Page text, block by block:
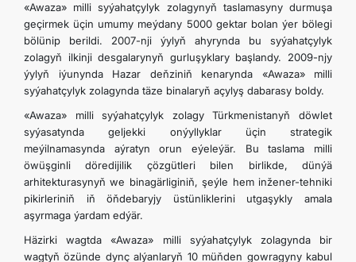
«Awaza» milli syýahatçylyk zolagynyň taslamasyny durmuşa
geçirmek üçin umumy meýdany 5000 gektar bolan ýer bölegi
bölünip berildi. 2007-nji ýylyň ahyrynda bu syýahatçylyk
zolagyň ilkinji desgalarynyň gurluşyklary başlandy. 2009-njy
ýylyň iýunynda Hazar deňziniň kenarynda «Awaza» milli
syýahatçylyk zolagynda täze binalaryň açylyş dabarasy boldy.
«Awaza» milli syýahatçylyk zolagy Türkmenistanyň döwlet
syýasatynda geljekki onýyllyklar üçin strategik
meýilnamasynda aýratyn orun eýeleýär. Bu taslama milli
öwüşginli döredijilik çözgütleri bilen birlikde, dünýä
arhitekturasynyň we binagärliginiň, şeýle hem inžener-tehniki
pikirleriniň iň öňdebaryjy üstünliklerini utgaşykly amala
aşyrmaga ýardam edýär.
Häzirki wagtda «Awaza» milli syýahatçylyk zolagynda bir
wagtyň özünde dynç alýanlaryň 10 müňden gowragyny kabul